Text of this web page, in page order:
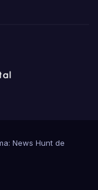
News Hunt de